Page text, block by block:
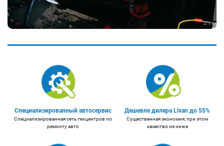
Специализированный автосервис
Специализированная сеть техцентров по
ремонту авто
Дешевле дилера Livan до 55%
Существенная экономия, при этом
качество не ниже